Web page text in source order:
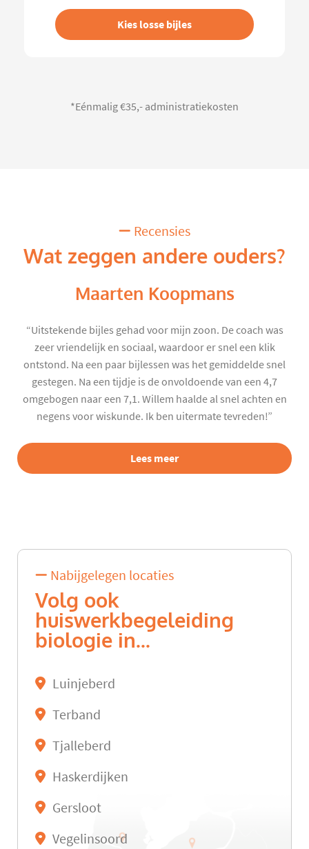
Kies losse bijles
*Eénmalig €35,- administratiekosten
Recensies
Wat zeggen andere ouders?
Maarten Koopmans
“Uitstekende bijles gehad voor mijn zoon. De coach was
zeer vriendelijk en sociaal, waardoor er snel een klik
ontstond. Na een paar bijlessen was het gemiddelde snel
gestegen. Na een tijdje is de onvoldoende van een 4,7
omgebogen naar een 7,1. Willem haalde al snel achten en
negens voor wiskunde. Ik ben uitermate tevreden!”
Lees meer
Nabijgelegen locaties
Volg ook
huiswerkbegeleiding
biologie in...
Luinjeberd
Terband
Tjalleberd
Haskerdijken
Gersloot
Vegelinsoord